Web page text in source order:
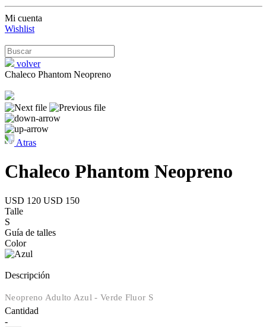
Mi cuenta
Wishlist
volver
Chaleco Phantom Neopreno
Atras
Chaleco Phantom Neopreno
USD 120 USD 150
Talle
S
Guía de talles
Color
Descripción
Neopreno Adulto Azul - Verde Fluor S
Cantidad
-